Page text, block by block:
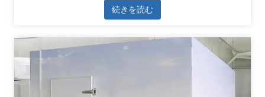
続きを読む